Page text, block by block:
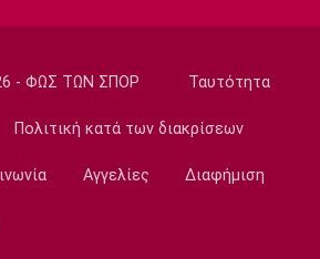
Φρανσίσκο έβγαλαν το...
και φωτοβολίδες
- ΦΩΣ ΤΩΝ ΣΠΟΡ Ταυτότητα
Πολιτική κατά των διακρίσεων
Αγγελίες Διαφήμιση